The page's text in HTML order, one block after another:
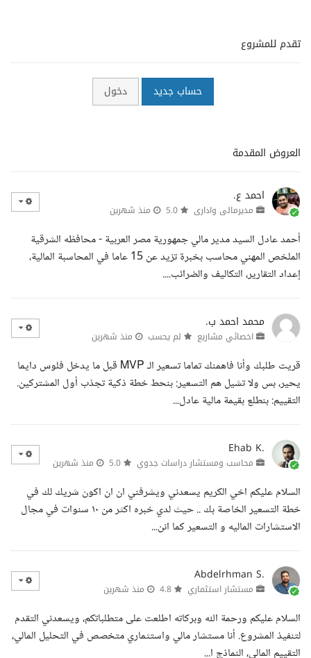
تقدم للمشروع
حساب جديد دخول
العروض المقدمة
احمد ع.
مديرمالى وادارى منذ شهرين
أحمد عادل السيد مدير مالي جمهورية مصر العربية - محافظه الشرقية
الملخص المهني محاسب بخبرة تزيد عن 15 عاما في المحاسبة المالية،
إعداد التقارير، التكاليف والضرائب....
محمد احمد ب.
اخصائي مشاريع لم يحسب منذ شهرين
قريت طلبك وأنا فاهمنك تماما تسعير الـ MVP قبل ما يدخل فلوس دايما
يحير، بس ولا تشيل هم التسعير: بنحط خطة ذكية تجذب أول المشتركين.
التقييم: بنطلع بقيمة مالية عادل...
Ehab K.
محاسب ومستشار دراسات جدوي منذ شهرين
السلام عليكم اخي الكريم يسعدني ويشرفني ان ان اكون شريك لك في
خطة التسعير الخاصة بك .. حيث لدي خبره اكثر من ١٠ سنوات في مجال
الاستشارات الماليه و التسعير كما انن...
Abdelrhman S.
مستشار استثماري منذ شهرين
السلام عليكم ورحمة الله وبركاته اطلعت على متطلباتكم، ويسعدني التقدم
لتنفيذ المشروع. أنا مستشار مالي واستثماري متخصص في التحليل المالي،
التقييم المالي، النماذج ا...